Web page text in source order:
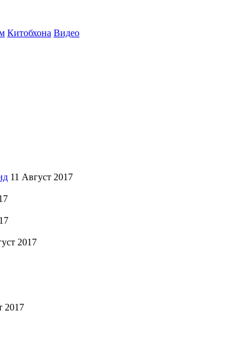
Китобхона Видео
11 Август 2017
2017
2017